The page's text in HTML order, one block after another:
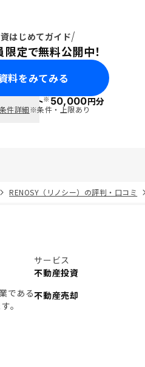
はじめてガイド
定で無料公開中！
料をみてみる
ポイント※50,000円分
件詳細※条件・上限あり
RENOSY（リノシー）の評判・口コミ
である
。
サービス
不動産投資
不動産売却